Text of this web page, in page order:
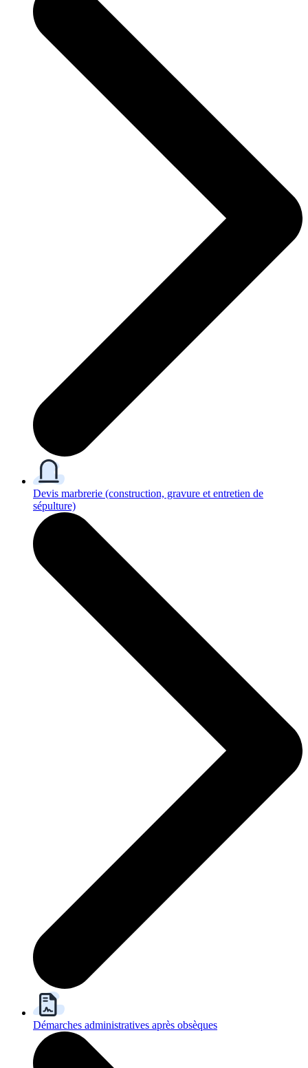
Devis marbrerie (construction, gravure et entretien de
sépulture)
Démarches administratives après obsèques